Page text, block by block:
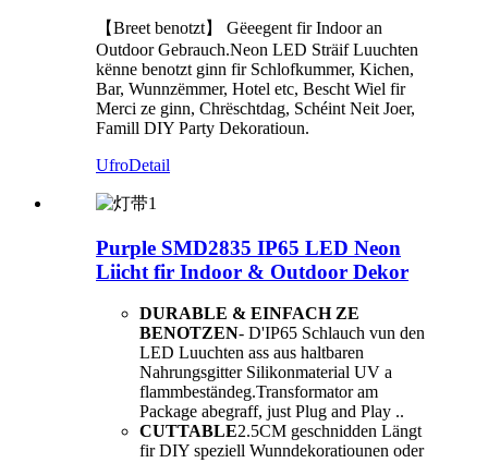
【Breet benotzt】 Gëeegent fir Indoor an
Outdoor Gebrauch.Neon LED Sträif Luuchten
kënne benotzt ginn fir Schlofkummer, Kichen,
Bar, Wunnzëmmer, Hotel etc, Bescht Wiel fir
Merci ze ginn, Chrëschtdag, Schéint Neit Joer,
Famill DIY Party Dekoratioun.
UfroDetail
Purple SMD2835 IP65 LED Neon
Liicht fir Indoor & Outdoor Dekor
DURABLE & EINFACH ZE
BENOTZEN- D'IP65 Schlauch vun den
LED Luuchten ass aus haltbaren
Nahrungsgitter Silikonmaterial UV a
flammbeständeg.Transformator am
Package abegraff, just Plug and Play ..
CUTTABLE2.5CM geschnidden Längt
fir DIY speziell Wunndekoratiounen oder